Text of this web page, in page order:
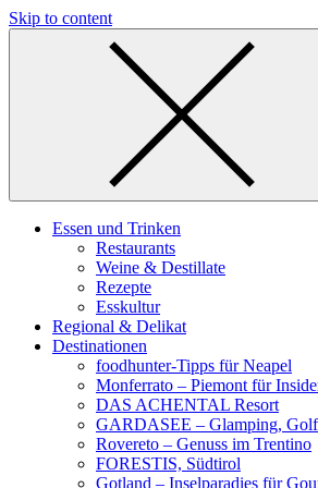
Skip to content
Essen und Trinken
Restaurants
Weine & Destillate
Rezepte
Esskultur
Regional & Delikat
Destinationen
foodhunter-Tipps für Neapel
Monferrato – Piemont für
DAS ACHENTAL Resort
GARDASEE – Glamping,
Rovereto – Genuss im Trentino
FORESTIS, Südtirol
Gotland – Inselparadies für